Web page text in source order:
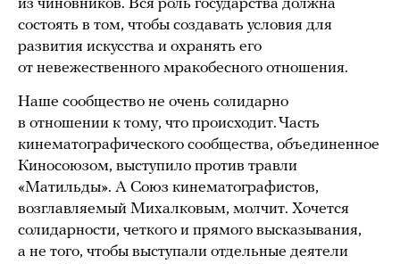
из чиновников. Вся роль государства должна
состоять в том, чтобы создавать условия для
развития искусства и охранять его
от невежественного мракобесного отношения.
Наше сообщество не очень солидарно
в отношении к тому, что происходит. Часть
кинематографического сообщества, объединенное
Киносоюзом, выступило против травли
«Матильды». А Союз кинематографистов,
возглавляемый Михалковым, молчит. Хочется
солидарности, четкого и прямого высказывания,
а не того, чтобы выступали отдельные деятели